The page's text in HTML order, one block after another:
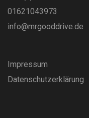
01621043973
info@mrgooddrive.de
Impressum
Datenschutzerklärung